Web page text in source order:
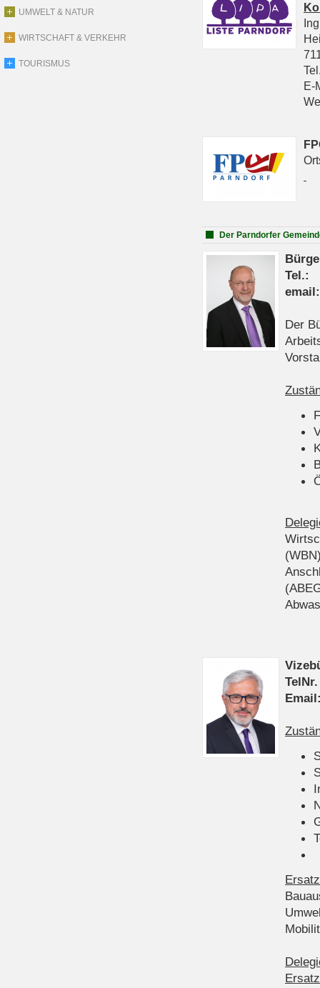
UMWELT & NATUR
WIRTSCHAFT & VERKEHR
TOURISMUS
E-
Der Parndorfer
Der